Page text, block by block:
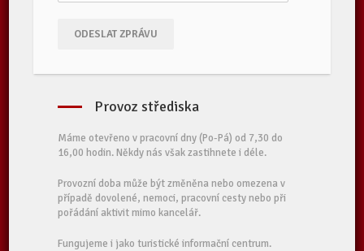
ODESLAT ZPRÁVU
Provoz střediska
Máme otevřeno v pracovní dny (Po-Pá) od 7,30 do
16,00 hodin. Někdy nás však zastihnete i déle.
Provozní doba může být změněna nebo omezena v
případě dovolené, nemoci, pracovní cesty nebo při
pořádání aktivit mimo kancelář.
Fungujeme i jako turistické informační centrum.